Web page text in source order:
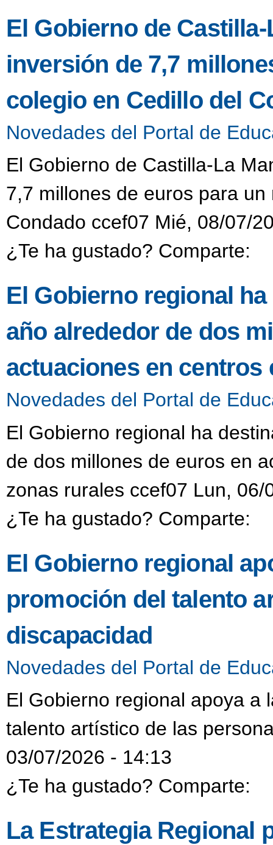
El Gobierno de
inversión de 7,7
colegio en Cedillo del
Novedades del Portal de
El Gobierno de Castilla-La
7,7 millones de euros para
Condado ccef07 Mié, 08/07/
¿Te ha gustado? Comparte:
El Gobierno regional
año alrededor de dos
actuaciones en centros
Novedades del Portal de
El Gobierno regional ha
de dos millones de euros en
zonas rurales ccef07 Lun, 06/
¿Te ha gustado? Comparte:
El Gobierno regional
promoción del talento
discapacidad
Novedades del Portal de
El Gobierno regional apoya a
talento artístico de las
03/07/2026 - 14:13
¿Te ha gustado? Comparte:
La Estrategia Regional